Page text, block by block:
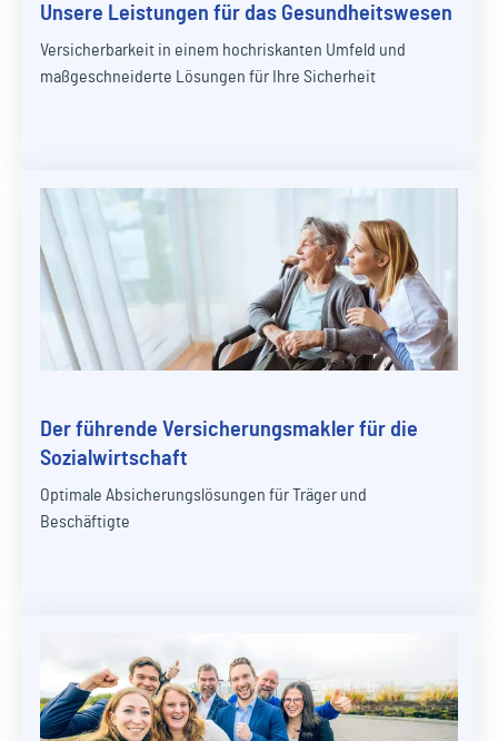
Unsere Leistungen für das Gesundheitswesen
Versicherbarkeit in einem hochriskanten Umfeld und
maßgeschneiderte Lösungen für Ihre Sicherheit
Der führende Versicherungsmakler für die
Sozialwirtschaft
Optimale Absicherungslösungen für Träger und
Beschäftigte